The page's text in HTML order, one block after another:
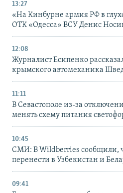
13:27
«На Кинбурне армия РФ в
ОТК «Одесса» ВСУ Денис
12:08
Журналист Есипенко
крымского автомеханика
11:11
В Севастополе из-за
менять схему питания
10:45
СМИ: В Wildberries сообщили,
перенести в Узбекистан и
09:41